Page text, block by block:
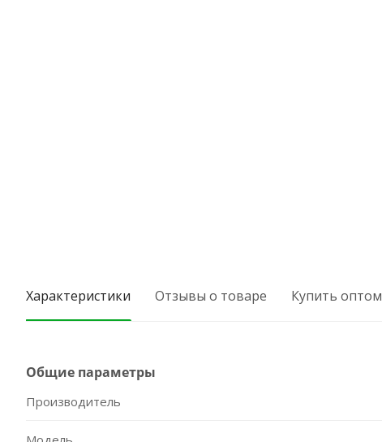
Характеристики Отзывы о товаре Купить оптом
Общие параметры
Производитель